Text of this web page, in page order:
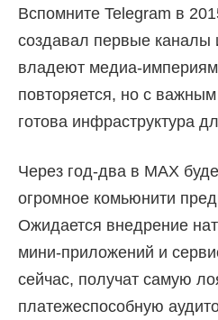
Вспомните Telegram в
создавал первые каналы
владеют медиа-
повторяется, но с
готова инфраструктура
Через год-два в MAX
огромное комьюнити
Ожидается внедрение
мини-приложений и
сейчас, получат самую
платежеспособную